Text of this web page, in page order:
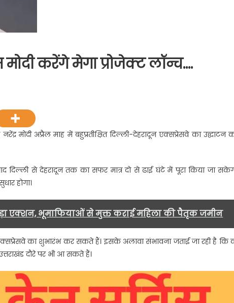
मोदी करेंगे मेगा प्रोजेक्ट लॉन्च….
मोदी अप्रैल माह में बहुप्रतीक्षित दिल्ली-देहरादून एक्सप्रेसवे का उद्घाटन
से देहरादून तक का सफर मात्र दो से ढाई घंटे में पूरा किया जा
होगा।
एक्शन, भूमाफियाओं से मुक्त कराई महिला की पैतृक जमीन
का शुभारंभ कर सकते हैं। इसके अलावा संभावना जताई जा रही है कि
दौरे पर भी आ सकते हैं।